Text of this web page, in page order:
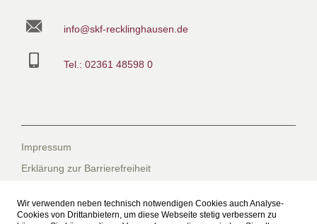
Wir verwenden neben technisch notwendigen Cookies auch Analyse-
Cookies von Drittanbietern, um diese Webseite stetig verbessern zu
info@skf-recklinghausen.de
Tel.: 02361 48598 0
Impressum
Erklärung zur Barrierefreiheit
Datenschutzerklärung für die Facebook-Seite